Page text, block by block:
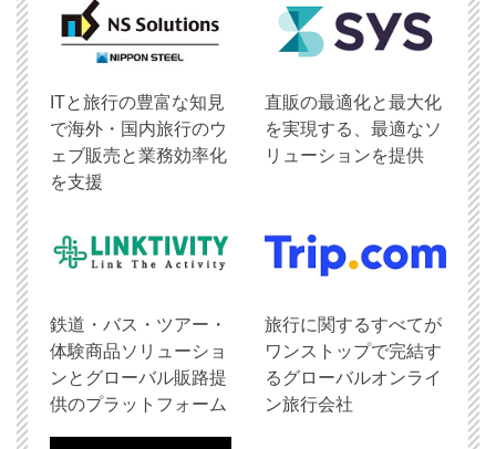
ITと旅行の豊富な知見
で海外・国内旅行のウ
ェブ販売と業務効率化
を支援
直販の最適化と最大化
を実現する、最適なソ
リューションを提供
鉄道・バス・ツアー・
体験商品ソリューショ
ンとグローバル販路提
供のプラットフォーム
旅行に関するすべてが
ワンストップで完結す
るグローバルオンライ
ン旅行会社